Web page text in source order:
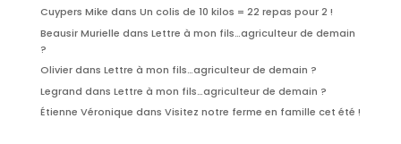
Cuypers Mike dans Un colis de 10 kilos = 22 repas pour 2 !
Beausir Murielle dans Lettre à mon fils…agriculteur de demain
?
Olivierdans Lettre à mon fils…agriculteur de demain ?
Legrand dans Lettre à mon fils…agriculteur de demain ?
Étienne Véronique dans Visitez notre ferme en famille cet été !